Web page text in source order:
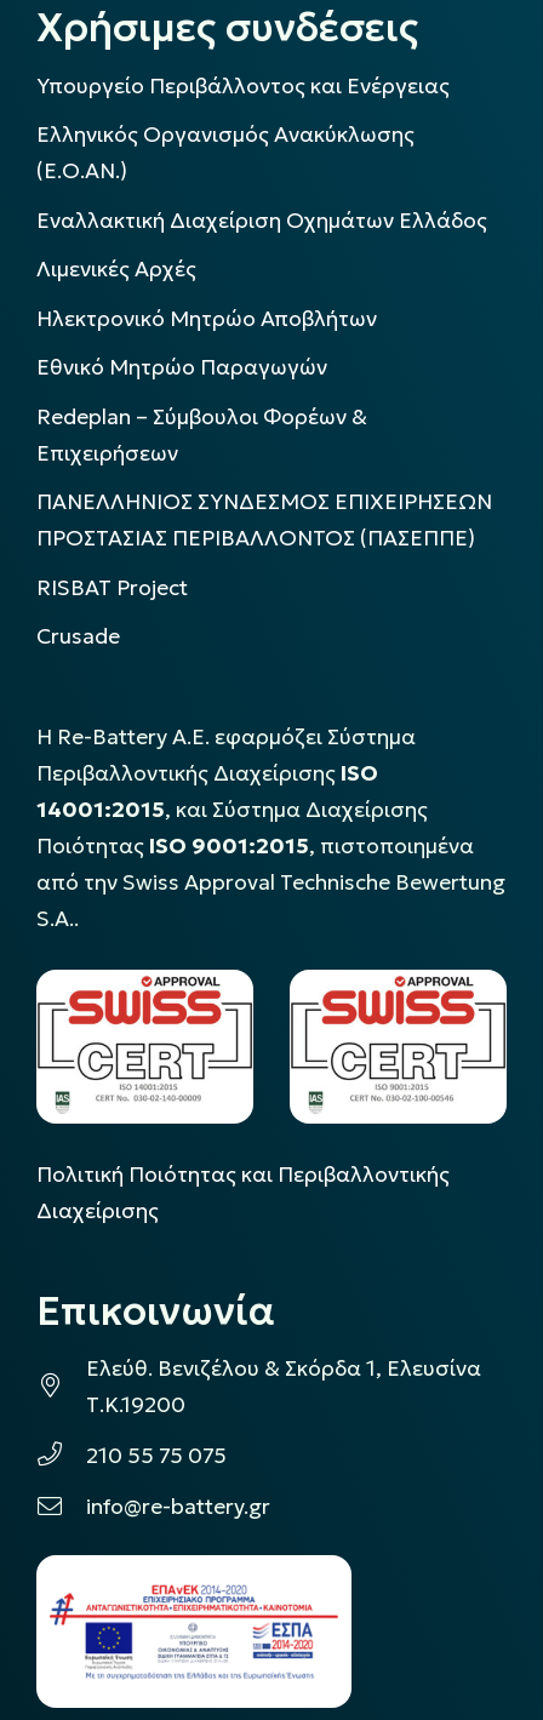
Χρήσιμες συνδέσεις
Υπουργείο Περιβάλλοντος και Ενέργειας
Ελληνικός Οργανισμός Ανακύκλωσης
(Ε.Ο.ΑΝ.)
Εναλλακτική Διαχείριση Οχημάτων Ελλάδος
Λιμενικές Αρχές
Ηλεκτρονικό Μητρώο Αποβλήτων
Εθνικό Μητρώο Παραγωγών
Redeplan – Σύμβουλοι Φορέων &
Επιχειρήσεων
ΠΑΝΕΛΛΗΝΙΟΣ ΣΥΝΔΕΣΜΟΣ ΕΠΙΧΕΙΡΗΣΕΩΝ
ΠΡΟΣΤΑΣΙΑΣ ΠΕΡΙΒΑΛΛΟΝΤΟΣ (ΠΑΣΕΠΠΕ)
RISBAT Project
Crusade
Η Re-Battery Α.Ε. εφαρμόζει Σύστημα
Περιβαλλοντικής Διαχείρισης ISO
14001:2015, και Σύστημα Διαχείρισης
Ποιότητας ISO 9001:2015, πιστοποιημένα
από την Swiss Approval Technische Bewertung
S.A..
Πολιτική Ποιότητας και Περιβαλλοντικής
Διαχείρισης
Επικοινωνία
Ελεύθ. Βενιζέλου & Σκόρδα 1, Ελευσίνα
Τ.Κ.19200
210 55 75 075
info@re-battery.gr